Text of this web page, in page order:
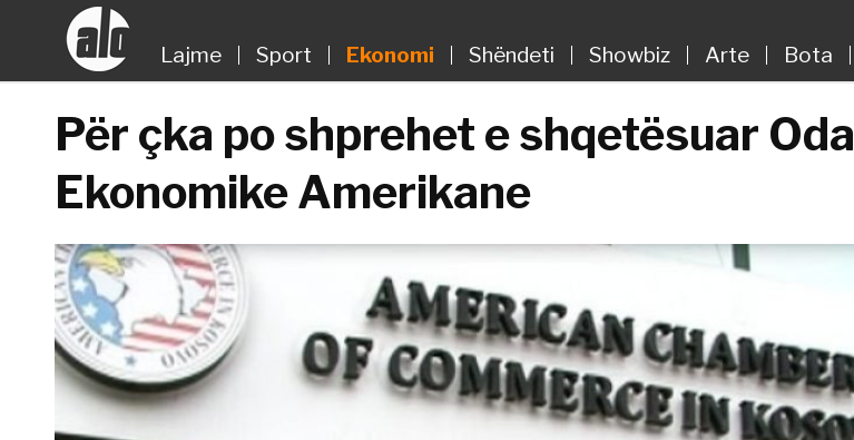
Lajme Sport Ekonomi Shëndeti Showbiz Arte Bota
Për çka po shprehet e shqetësuar Oda
Ekonomike Amerikane